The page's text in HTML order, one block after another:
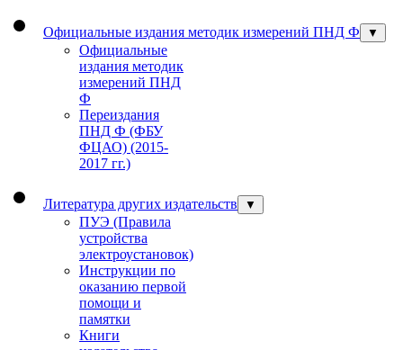
Официальные издания методик измерений ПНД Ф ▼
Официальные
издания методик
измерений ПНД
Ф
Переиздания
ПНД Ф (ФБУ
ФЦАО) (2015-
2017 гг.)
Литература других издательств ▼
ПУЭ (Правила
устройства
электроустановок)
Инструкции по
оказанию первой
помощи и
памятки
Книги